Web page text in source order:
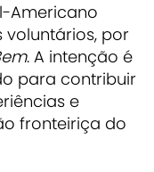
Americano
voluntários, por
. A intenção é
para contribuir
e
fronteiriça do